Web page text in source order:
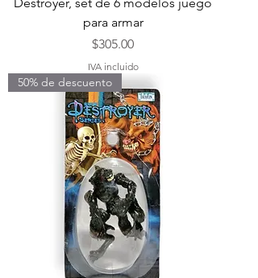
para armar
Precio
$305.00
IVA incluido
50% de descuento